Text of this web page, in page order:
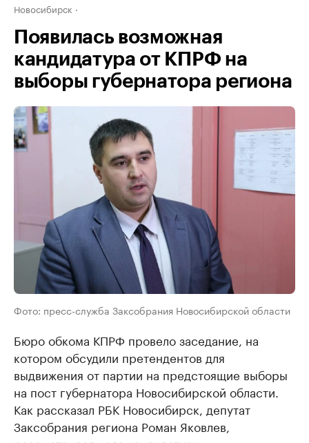
Новосибирск
Появилась возможная
кандидатура от КПРФ на
выборы губернатора региона
Фото: пресс-служба Заксобрания Новосибирской области
Бюро обкома КПРФ провело заседание, на
котором обсудили претендентов для
выдвижения от партии на предстоящие выборы
на пост губернатора Новосибирской области.
Как рассказал РБК Новосибирск, депутат
Заксобрания региона Роман Яковлев,